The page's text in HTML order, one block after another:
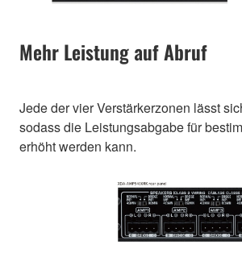
Mehr Leistung auf Abruf
Jede der vier Verstärkerzonen lässt
sodass die Leistungsabgabe für
erhöht werden kann.